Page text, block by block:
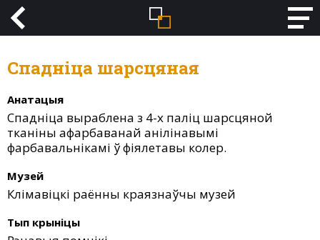
Спадніца шарсцяная
Анатацыя
Спадніца выраблена з 4-х паліц шарсцяной
тканіны афарбаванай анілінавымі
фарбавальнікамі ў фіялетавы колер.
Музей
Клімавіцкі раённы краязнаўчы музей
Тып крыніцы